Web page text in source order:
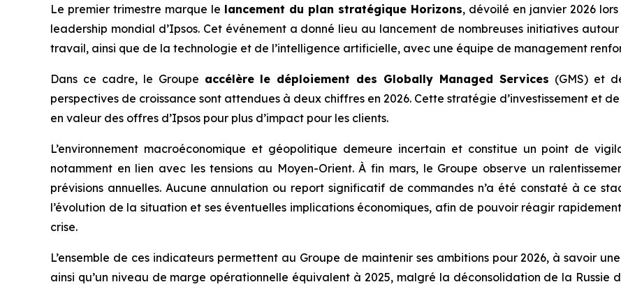
Le premier trimestre marque le lancement du plan stratégique Horizons, dévoilé en janvier 2026
leadership mondial d’Ipsos. Cet événement a donné lieu au lancement de nombreuses initiatives
travail, ainsi que de la technologie et de l’intelligence artificielle, avec une équipe de management
Dans ce cadre, le Groupe accélère le déploiement des Globally Managed Services (GMS) et
perspectives de croissance sont attendues à deux chiffres en 2026. Cette stratégie d’investissement et
en valeur des offres d’Ipsos pour plus d’impact pour les clients.
L’environnement macroéconomique et géopolitique demeure incertain et constitue un point de
notamment en lien avec les tensions au Moyen-Orient. À fin mars, le Groupe observe un
prévisions annuelles. Aucune annulation ou report significatif de commandes n’a été constaté à ce
l’évolution de la situation et ses éventuelles implications économiques, afin de pouvoir réagir
crise.
L’ensemble de ces indicateurs permettent au Groupe de maintenir ses ambitions pour 2026, à savoir
ainsi qu’un niveau de marge opérationnelle équivalent à 2025, malgré la déconsolidation de la